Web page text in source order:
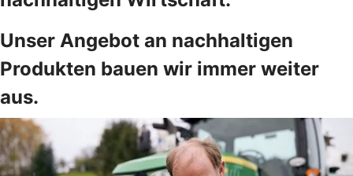
Unser Angebot an nachhaltigen
Produkten bauen wir immer weiter
aus.